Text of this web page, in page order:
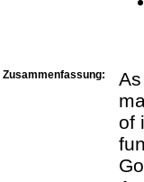
Zusammenfassung:
of